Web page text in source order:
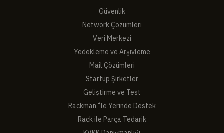
Güvenlik
Network Çözümleri
Veri Merkezi
Yedekleme ve Arşivleme
Mail Çözümleri
Startup Şirketler
Geliştirme ve Test
Rackman İle Yerinde Destek
Rack ile Parça Tedarik